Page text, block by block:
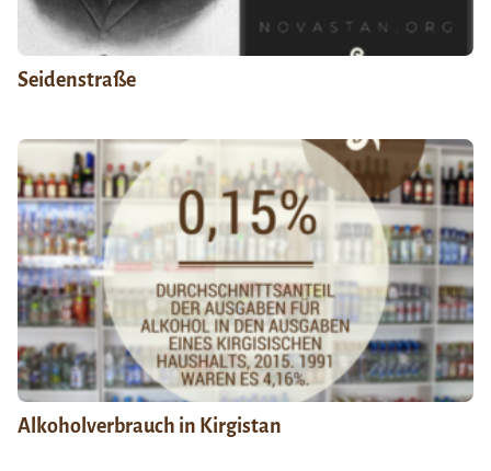
Seidenstraße
Alkoholverbrauch in Kirgistan